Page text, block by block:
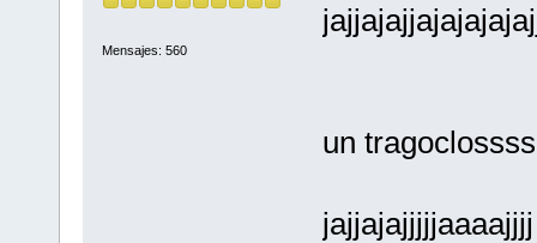
Mensajes: 560
un tragoclossss
jajjajajjjjjaaaajjjj